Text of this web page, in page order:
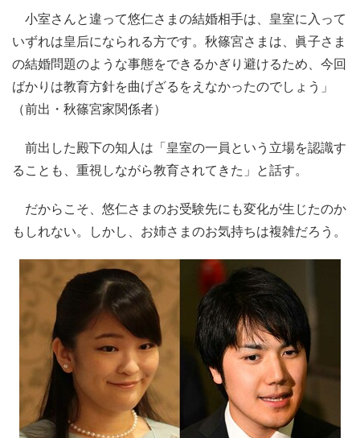
小室さんと違って悠仁さまの結婚相手は、皇室に入って
いずれは皇后になられる方です。秋篠宮さまは、眞子さま
の結婚問題のような事態をできるかぎり避けるため、今回
ばかりは教育方針を曲げざるをえなかったのでしょう」
（前出・秋篠宮家関係者）
前出した殿下の知人は「皇室の一員という立場を認識す
ることも、重視しながら教育されてきた」と話す。
だからこそ、悠仁さまのお受験先にも変化が生じたのか
もしれない。しかし、お姉さまのお気持ちは複雑だろう。